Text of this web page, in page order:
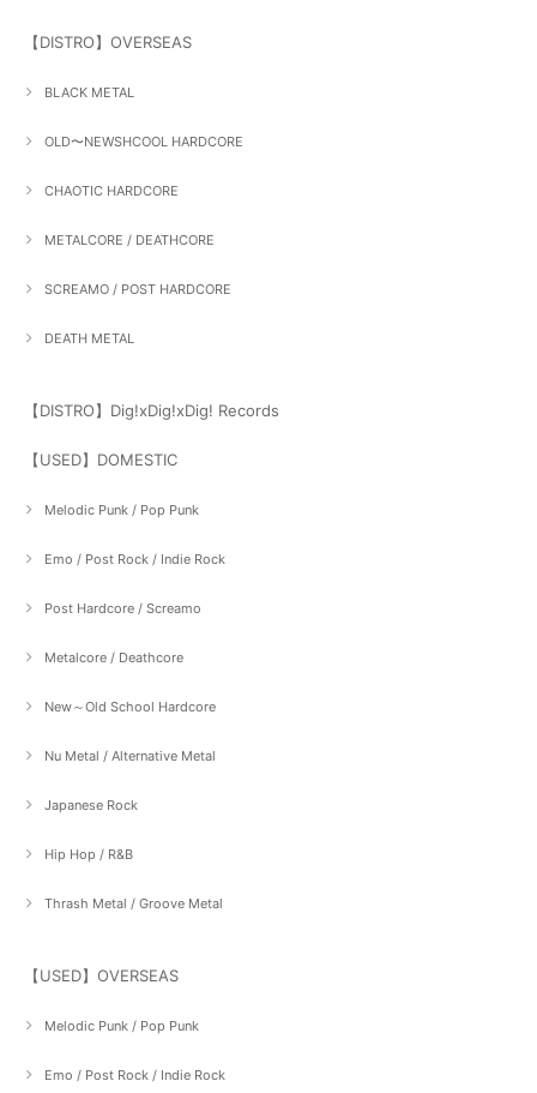
【DISTRO】OVERSEAS
BLACK METAL
OLD〜NEWSHCOOL HARDCORE
CHAOTIC HARDCORE
METALCORE / DEATHCORE
SCREAMO / POST HARDCORE
DEATH METAL
【DISTRO】Dig!xDig!xDig! Records
【USED】DOMESTIC
Melodic Punk / Pop Punk
Emo / Post Rock / Indie Rock
Post Hardcore / Screamo
Metalcore / Deathcore
New～Old School Hardcore
Nu Metal / Alternative Metal
Japanese Rock
Hip Hop / R&B
Thrash Metal / Groove Metal
【USED】OVERSEAS
Melodic Punk / Pop Punk
Emo / Post Rock / Indie Rock